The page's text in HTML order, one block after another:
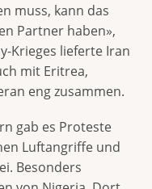
muss, kann das
Partner haben»,
Krieges lieferte Iran
mit Eritrea,
eng zusammen.
gab es Proteste
Luftangriffe und
Besonders